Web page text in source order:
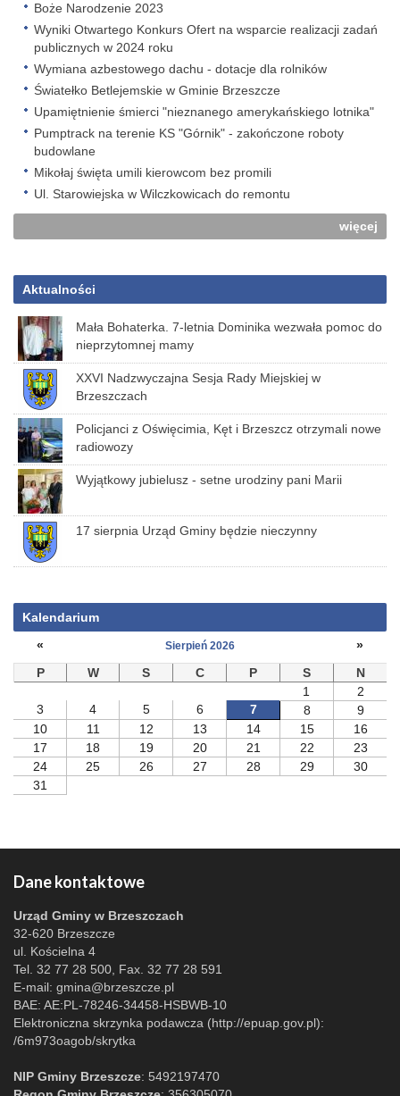
Boże Narodzenie 2023
Wyniki Otwartego Konkurs Ofert na wsparcie realizacji zadań
publicznych w 2024 roku
Wymiana azbestowego dachu - dotacje dla rolników
Światełko Betlejemskie w Gminie Brzeszcze
Upamiętnienie śmierci "nieznanego amerykańskiego lotnika"
Pumptrack na terenie KS "Górnik" - zakończone roboty
budowlane
Mikołaj święta umili kierowcom bez promili
Ul. Starowiejska w Wilczkowicach do remontu
więcej
Aktualności
Mała Bohaterka. 7-letnia Dominika wezwała pomoc do
nieprzytomnej mamy
XXVI Nadzwyczajna Sesja Rady Miejskiej w
Brzeszczach
Policjanci z Oświęcimia, Kęt i Brzeszcz otrzymali nowe
radiowozy
Wyjątkowy jubielusz - setne urodziny pani Marii
17 sierpnia Urząd Gminy będzie nieczynny
Kalendarium
«
Sierpień 2026
»
P
W S C P S
N
1
2
3
4 5 6 7 8
9
10
11 12 13 14 15
16
17
18 19 20 21 22
23
24
25 26 27 28 29
30
31
Dane kontaktowe
Urząd Gminy w Brzeszczach
32-620 Brzeszcze
ul. Kościelna 4
Tel. 32 77 28 500, Fax. 32 77 28 591
E-mail: gmina@brzeszcze.pl
BAE: AE:PL-78246-34458-HSBWB-10
Elektroniczna skrzynka podawcza (http://epuap.gov.pl):
/6m973oagob/skrytka
NIP Gminy Brzeszcze: 5492197470